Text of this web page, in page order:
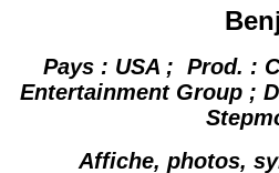
Pays : USA ; Prod. :
Entertainment Group ;
Affiche, photos,